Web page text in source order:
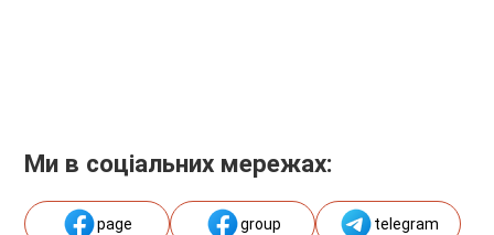
Ми в соціальних мережах:
page group telegram